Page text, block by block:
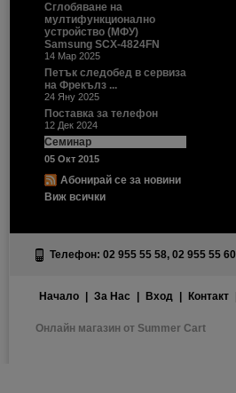
Сглобяване на
мултифункционално
устройство (МФУ)
Samsung SCX-4824FN
14 Мар 2025
Петък следобед в сервиза
на Фрекълз ...
24 Яну 2025
Поставка за телефон
12 Дек 2024
Семинар
05 Окт 2015
Абонирай се за новини
Виж всички
Телефон: 02 955 55 58, 02 955 55 60
Начало За Нас Вход Контакт
Онлайн магазин от Summer Cart